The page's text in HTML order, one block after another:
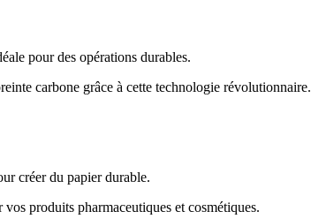
pour des opérations durables.
carbone grâce à cette technologie révolutionnaire.
créer du papier durable.
produits pharmaceutiques et cosmétiques.